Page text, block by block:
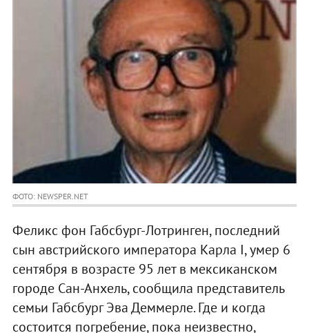
ФОТО: NEWSPER.NET
Феликс фон Габсбург-Лотринген, последний
сын австрийского императора Карла I, умер 6
сентября в возрасте 95 лет в мексиканском
городе Сан-Анхель, сообщила представитель
семьи Габсбург Эва Деммерле. Где и когда
состоится погребение, пока неизвестно,